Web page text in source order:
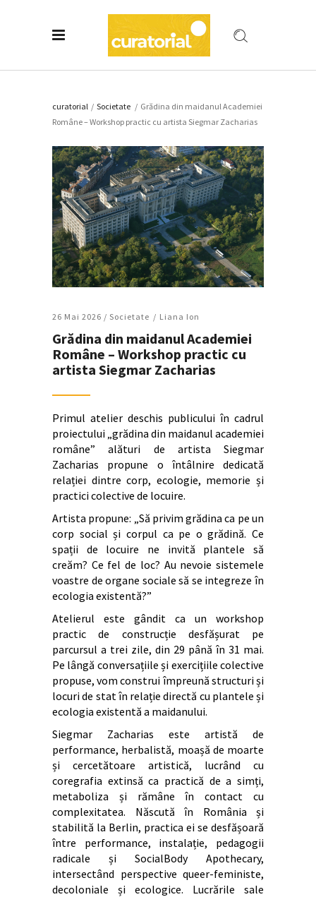
curatorial / Societate / Grădina din maidanul Academiei
Române – Workshop practic cu artista Siegmar Zacharias
26 Mai 2026 / Societate Liana Ion
Grădina din maidanul Academiei
Române – Workshop practic cu
artista Siegmar Zacharias
Primul atelier deschis publicului în cadrul
proiectului „grădina din maidanul academiei
române” alături de artista Siegmar
Zacharias propune o întâlnire dedicată
relației dintre corp, ecologie, memorie și
practici colective de locuire.
Artista propune: „Să privim grădina ca pe un
corp social și corpul ca pe o grădină. Ce
spații de locuire ne invită plantele să
creăm? Ce fel de loc? Au nevoie sistemele
voastre de organe sociale să se integreze în
ecologia existentă?”
Atelierul este gândit ca un workshop
practic de construcție desfășurat pe
parcursul a trei zile, din 29 până în 31 mai.
Pe lângă conversațiile și exercițiile colective
propuse, vom construi împreună structuri și
locuri de stat în relație directă cu plantele și
ecologia existentă a maidanului.
Siegmar Zacharias este artistă de
performance, herbalistă, moașă de moarte
și cercetătoare artistică, lucrând cu
coregrafia extinsă ca practică de a simți,
metaboliza și rămâne în contact cu
complexitatea. Născută în România și
stabilită la Berlin, practica ei se desfășoară
între performance, instalație, pedagogii
radicale și SocialBody Apothecary,
intersectând perspective queer-feministe,
decoloniale și ecologice. Lucrările sale